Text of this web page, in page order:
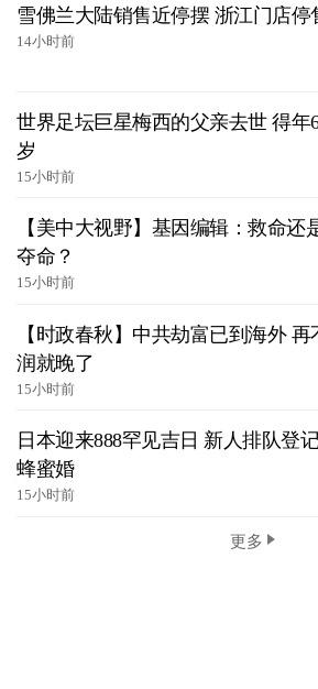
雪佛兰大陆销售近停摆 浙江门店停
14小时前
世界足坛巨星梅西的父亲去世 得年
岁
15小时前
【美中大视野】基因编辑：救命还
夺命？
15小时前
【时政春秋】中共劫富已到海外 再
润就晚了
15小时前
日本迎来888罕见吉日 新人排队登记
蜂蜜婚
15小时前
更多